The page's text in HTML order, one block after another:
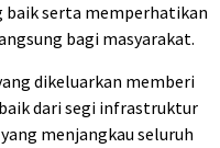
baik serta memperhatikan
bagi masyarakat.
dikeluarkan memberi
dari segi infrastruktur
menjangkau seluruh